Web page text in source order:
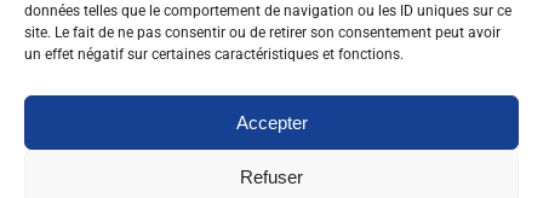
données telles que le comportement de navigation ou les ID uniques sur ce
site. Le fait de ne pas consentir ou de retirer son consentement peut avoir
un effet négatif sur certaines caractéristiques et fonctions.
Accepter
Refuser
matinée inspirante, porteuse d’espoir pour le renouvellement et
l’attractivité du secteur agricole.